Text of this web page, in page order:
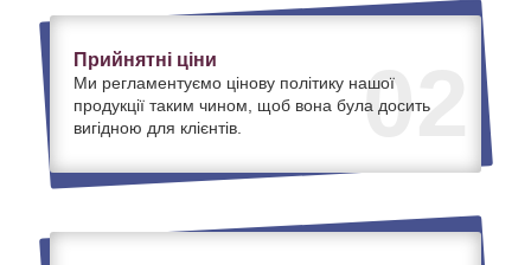
02
Прийнятні ціни
Ми регламентуємо цінову політику нашої
продукції таким чином, щоб вона була досить
вигідною для клієнтів.